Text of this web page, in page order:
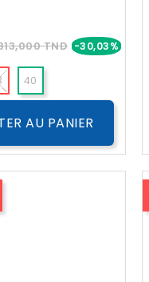
TND -30,03%Prix
40
AU PANIER